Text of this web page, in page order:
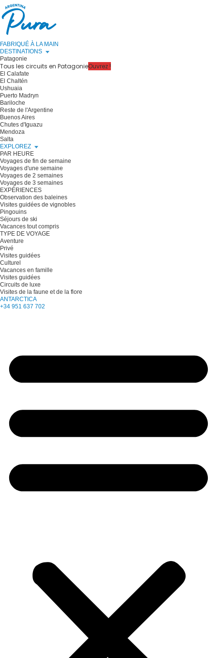
FABRIQUÉ À LA MAIN
DESTINATIONS
Patagonie
Tous les circuits en PatagonieOuvrez !
El Calafate
El Chaltén
Ushuaia
Puerto Madryn
Bariloche
Reste de l'Argentine
Buenos Aires
Chutes d'Iguazu
Mendoza
Salta
EXPLOREZ
PAR HEURE
Voyages de fin de semaine
Voyages d'une semaine
Voyages de 2 semaines
Voyages de 3 semaines
EXPÉRIENCES
Observation des baleines
Visites guidées de vignobles
Pingouins
Séjours de ski
Vacances tout compris
TYPE DE VOYAGE
Aventure
Privé
Visites guidées
Culturel
Vacances en famille
Visites guidées
Circuits de luxe
Visites de la faune et de la flore
ANTARCTICA
+34 951 637 702